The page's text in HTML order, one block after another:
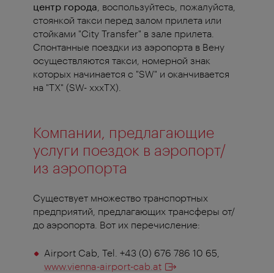
центр города , воспользуйтесь, пожалуйста,
стоянкой такси перед залом прилета или
стойками "City Transfer" в зале прилета.
Спонтанные поездки из аэропорта в Вену
осуществляются такси, номерной знак
которых начинается с "SW" и оканчивается
на "TX" (SW- xxxTX).
Компании, предлагающие
услуги поездок в аэропорт/
из аэропорта
Существует множество транспортных
предприятий, предлагающих трансферы от/
до аэропорта. Вот их перечисление:
Airport Cab, Tel. +43 (0) 676 786 10 65,
www.vienna-airport-cab.at